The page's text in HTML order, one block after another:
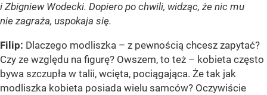
i Zbigniew Wodecki. Dopiero po chwili, widząc, że nic mu
nie zagraża, uspokaja się.
Filip: Dlaczego modliszka – z pewnością chcesz zapytać?
Czy ze względu na figurę? Owszem, to też – kobieta często
bywa szczupła w talii, wcięta, pociągająca. Że tak jak
modliszka kobieta posiada wielu samców? Oczywiście